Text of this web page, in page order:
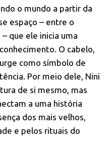
o mundo a partir da
espaço – entre o
que ele inicia uma
O cabelo,
como símbolo de
Por meio dele, Nini
de si mesmo, mas
a uma história
dos mais velhos,
e pelos rituais do